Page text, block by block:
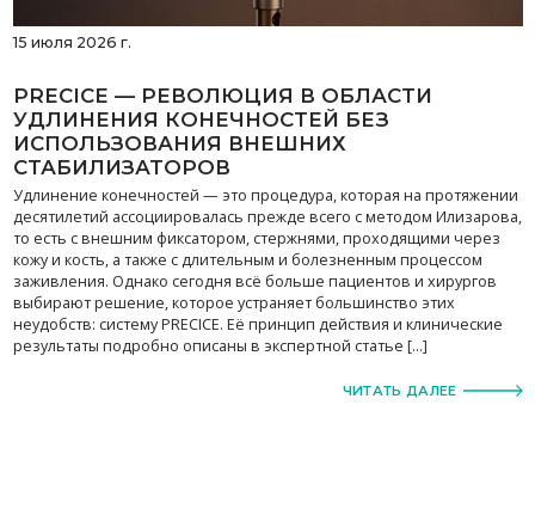
15 июля 2026 г.
PRECICE — РЕВОЛЮЦИЯ В ОБЛАСТИ
УДЛИНЕНИЯ КОНЕЧНОСТЕЙ БЕЗ
ИСПОЛЬЗОВАНИЯ ВНЕШНИХ
СТАБИЛИЗАТОРОВ
Удлинение конечностей — это процедура, которая на протяжении
десятилетий ассоциировалась прежде всего с методом Илизарова,
то есть с внешним фиксатором, стержнями, проходящими через
кожу и кость, а также с длительным и болезненным процессом
заживления. Однако сегодня всё больше пациентов и хирургов
выбирают решение, которое устраняет большинство этих
неудобств: систему PRECICE. Её принцип действия и клинические
результаты подробно описаны в экспертной статье […]
ЧИТАТЬ ДАЛЕЕ